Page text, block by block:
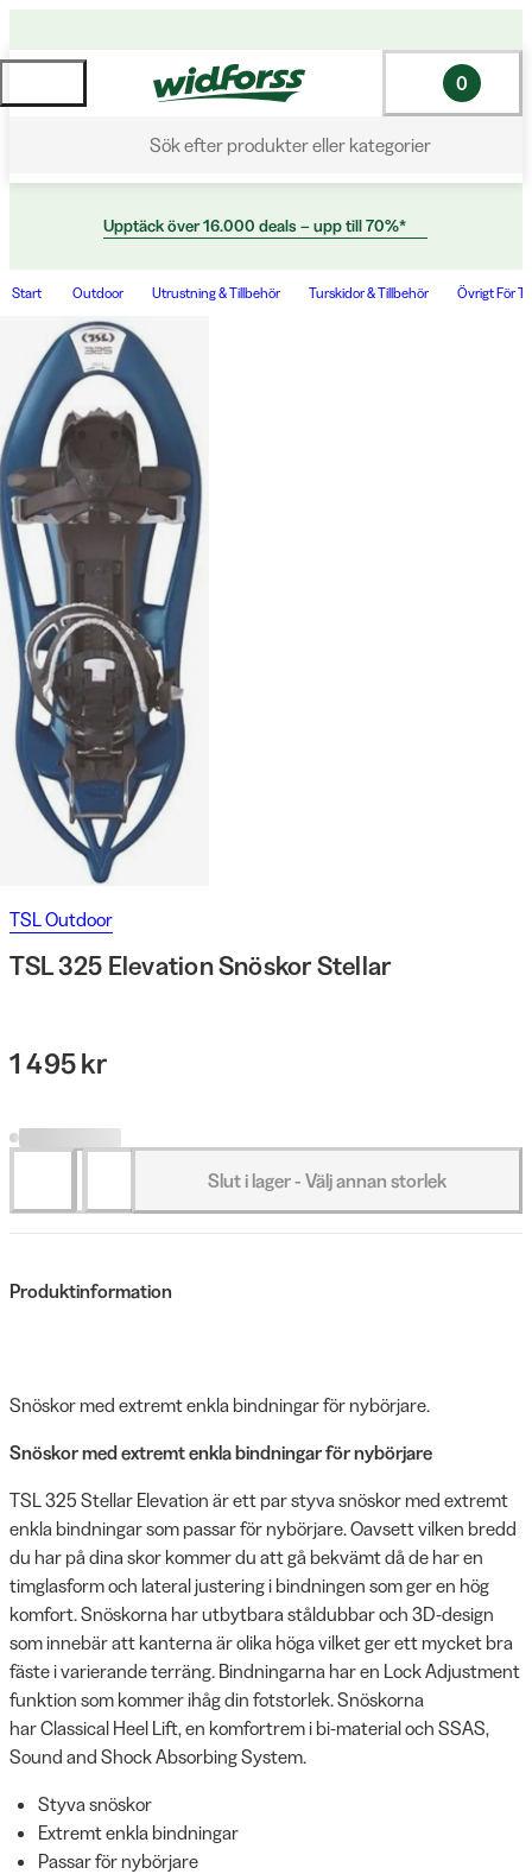
Sök efter produkter eller kategorier
0
Upptäck över 16.000 deals – upp till 70%*
Start Outdoor Utrustning & Tillbehör Turskidor & Tillbehör Övrigt För
TSL Outdoor
TSL 325 Elevation Snöskor Stellar
1 495 kr
Slut i lager - Välj annan storlek
Produktinformation
Snöskor med extremt enkla bindningar för nybörjare.
Snöskor med extremt enkla bindningar för nybörjare
TSL 325 Stellar Elevation är ett par styva snöskor med extremt
enkla bindningar som passar för nybörjare. Oavsett vilken bredd
du har på dina skor kommer du att gå bekvämt då de har en
timglasform och lateral justering i bindningen som ger en hög
komfort. Snöskorna har utbytbara ståldubbar och 3D-design
som innebär att kanterna är olika höga vilket ger ett mycket bra
fäste i varierande terräng. Bindningarna har en Lock Adjustment
funktion som kommer ihåg din fotstorlek. Snöskorna
har Classical Heel Lift, en komfortrem i bi-material och SSAS,
Sound and Shock Absorbing System.
Styva snöskor
Extremt enkla bindningar
Passar för nybörjare